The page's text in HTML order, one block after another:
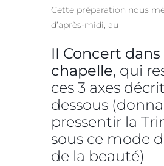
Cette préparation nous
d’après-midi, au
II Concert dans
chapelle, qui
ces 3 axes
dessous
pressentir la
sous ce mode
de la beauté)